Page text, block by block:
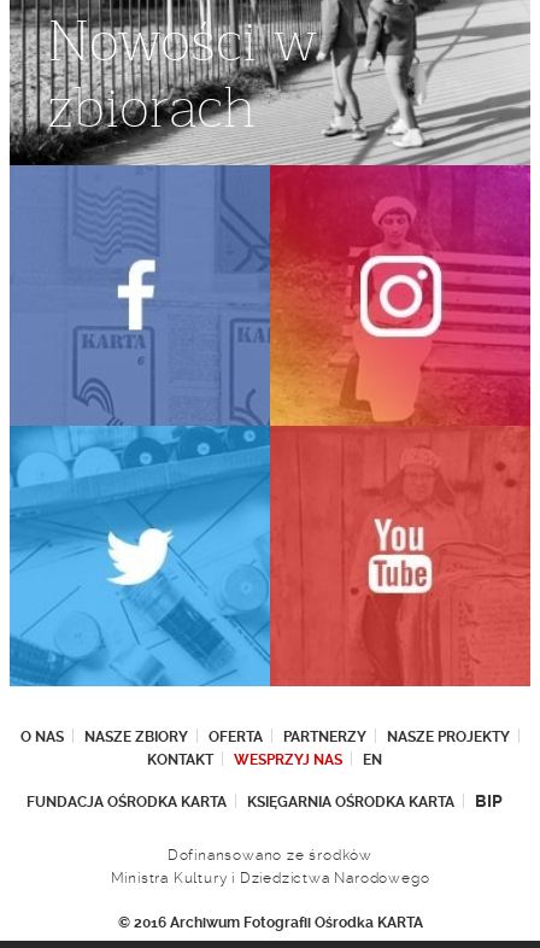
Nowości w
zbiorach
O NAS NASZE ZBIORY OFERTA PARTNERZY
NASZE PROJEKTY
KONTAKT
WESPRZYJ NAS EN
FUNDACJA OŚRODKA KARTA KSIĘGARNIA OŚRODKA KARTA BIP
Dofinansowano ze środków
Ministra Kultury i Dziedzictwa Narodowego
© 2016 Archiwum Fotografii Ośrodka KARTA